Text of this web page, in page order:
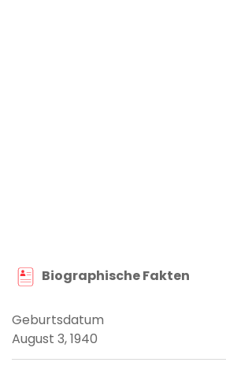
Biographische Fakten
Geburtsdatum
August 3, 1940